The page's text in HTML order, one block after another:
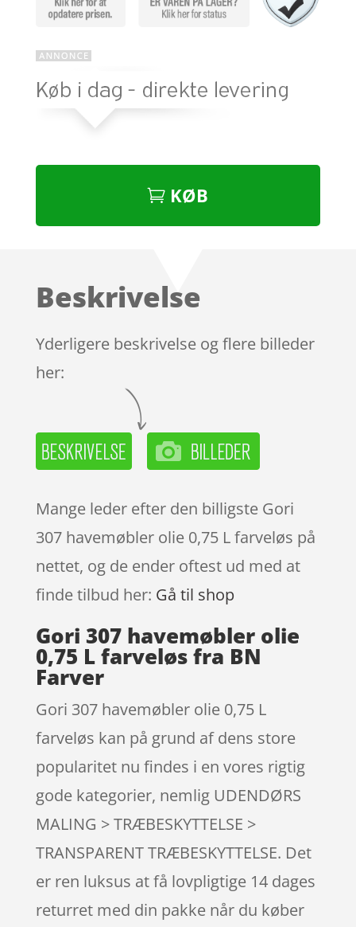
KØB
Beskrivelse
Yderligere beskrivelse og flere billeder
her:
Mange leder efter den billigste Gori
307 havemøbler olie 0,75 L farveløs på
nettet, og de ender oftest ud med at
finde tilbud her: Gå til shop
Gori 307 havemøbler olie
0,75 L farveløs fra BN
Farver
Gori 307 havemøbler olie 0,75 L
farveløs kan på grund af dens store
popularitet nu findes i en vores rigtig
gode kategorier, nemlig UDENDØRS
MALING > TRÆBESKYTTELSE >
TRANSPARENT TRÆBESKYTTELSE. Det
er ren luksus at få lovpligtige 14 dages
returret med din pakke når du køber